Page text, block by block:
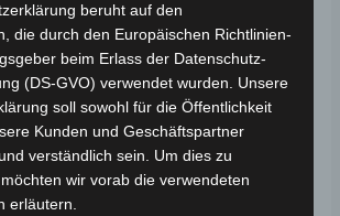
VB7 LENKERSCHAFT
Bewertet
mit
vonIN DEN WARENKORB
beruht auf den
die durch den Europäischen Richtlinien-
beim Erlass der Datenschutz-
(DS-GVO) verwendet wurden. Unsere
soll sowohl für die Öffentlichkeit
Kunden und Geschäftspartner
verständlich sein. Um dies zu
wir vorab die verwendeten
erläutern.